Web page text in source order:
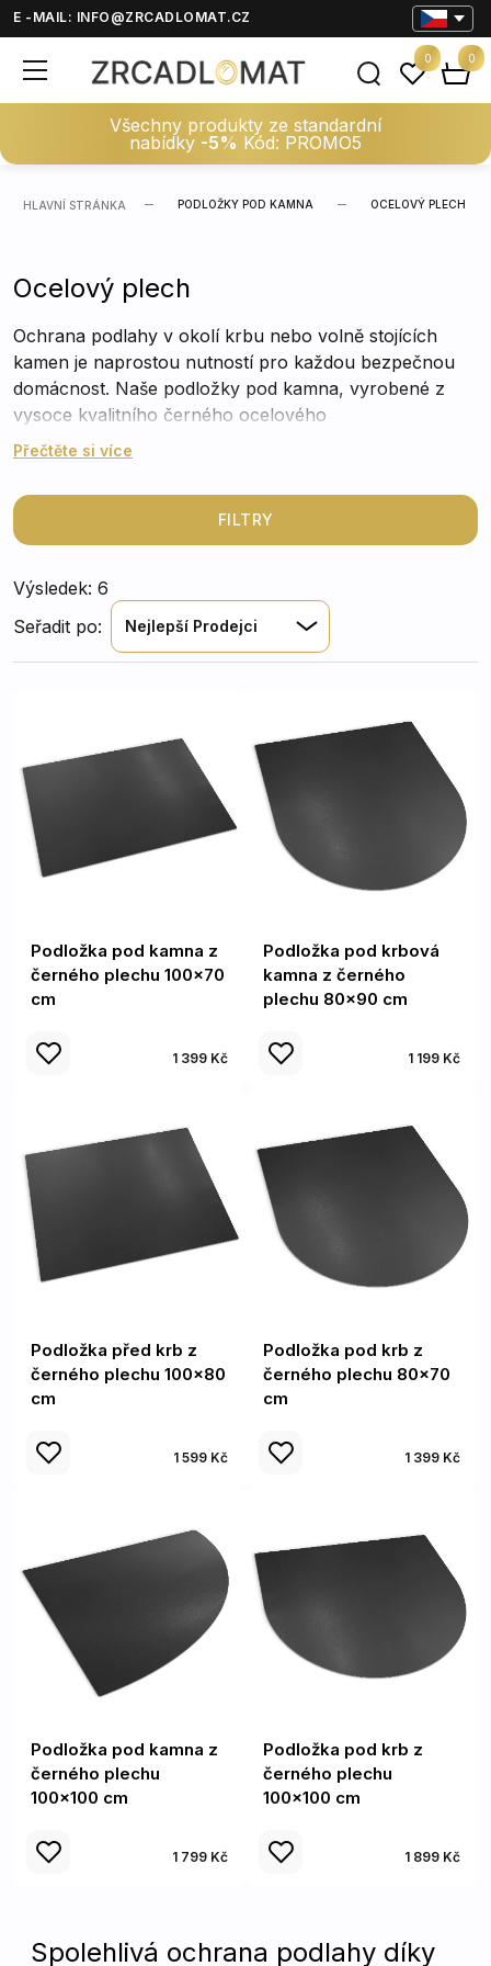
E -MAIL: INFO@ZRCADLOMAT.CZ
Všechny produkty ze standardní
nabídky -5% Kód: PROMO5
0 0
HLAVNÍ STRÁNKA PODLOŽKY POD KAMNA OCELOVÝ PLECH
Ocelový plech
Ochrana podlahy v okolí krbu nebo volně stojících
kamen je naprostou nutností pro každou bezpečnou
domácnost. Naše podložky pod kamna, vyrobené z
vysoce kvalitního černého ocelového
plechu,
představují dokonalé spojení maximální
poškození podlahové krytiny odletujícími jiskrami či
žhavými uhlíky a zároveň nenarušují celkovou estetiku
vašeho útulného domova.
Přečtěte si více
FILTRY
Výsledek: 6
Seřadit po:
Nejlepší Prodejci
Podložka pod kamna z
černého plechu 100x70
cm
1 399 Kč
Podložka pod krbová
kamna z černého
plechu 80x90 cm
1 199 Kč
Podložka před krb z
černého plechu 100x80
cm
1 599 Kč
Podložka pod krb z
černého plechu 80x70
cm
1 399 Kč
Podložka pod kamna z
černého plechu
100x100 cm
1 799 Kč
Podložka pod krb z
černého plechu
100x100 cm
1 899 Kč
Spolehlivá ochrana podlahy díky